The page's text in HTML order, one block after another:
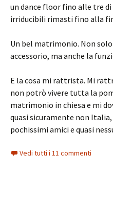
un dance floor fino alle tre
irriducibili rimasti fino alla
Un bel matrimonio. Non
accessorio, ma anche la
E la cosa mi rattrista. Mi
non potrò vivere tutta la
matrimonio in chiesa e mi
quasi sicuramente non
pochissimi amici e quasi
Vedi tutti i 11 commenti